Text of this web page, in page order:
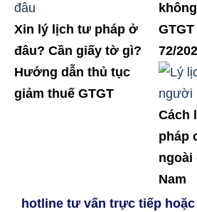
Xin lý lịch tư pháp ở
đâu? Cần giấy tờ gì?
72/
Hướng dẫn thủ tục
giảm thuế GTGT
Cách
pháp
ngoài
Nam
hotline tư vấn trực tiếp